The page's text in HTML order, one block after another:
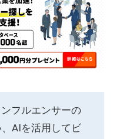
フルエンサーの
AIを活用してビ